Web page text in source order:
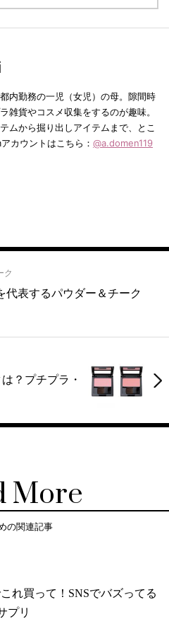
内勤務の一児（女児）の母。隙間時
雑貨やコスメ収集をするのが趣味。
ムから掘り出しアイテムまで、とこ
カウントはこちら： @a.domen119
ク
代表するパウダー＆チーク
？プチプラ・
More
の関連記事
これ買って！SNSでバズってる
プリ